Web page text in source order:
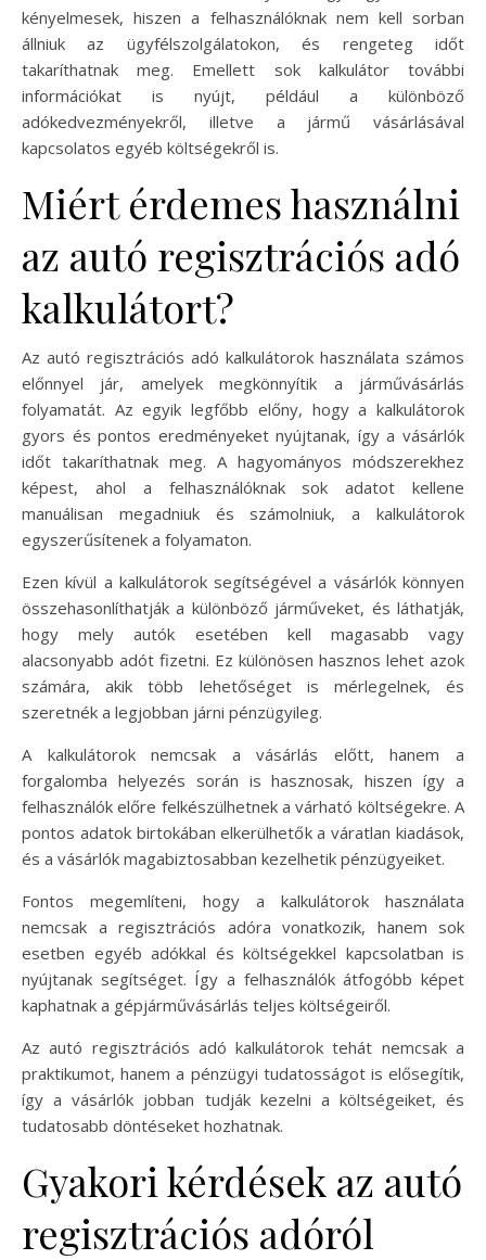
kényelmesek, hiszen a felhasználóknak nem kell sorban
állniuk az ügyfélszolgálatokon, és rengeteg időt
takaríthatnak meg. Emellett sok kalkulátor további
információkat is nyújt, például a különböző
adókedvezményekről, illetve a jármű vásárlásával
kapcsolatos egyéb költségekről is.
Miért érdemes használni
az autó regisztrációs adó
kalkulátort?
Az autó regisztrációs adó kalkulátorok használata számos
előnnyel jár, amelyek megkönnyítik a járművásárlás
folyamatát. Az egyik legfőbb előny, hogy a kalkulátorok
gyors és pontos eredményeket nyújtanak, így a vásárlók
időt takaríthatnak meg. A hagyományos módszerekhez
képest, ahol a felhasználóknak sok adatot kellene
manuálisan megadniuk és számolniuk, a kalkulátorok
egyszerűsítenek a folyamaton.
Ezen kívül a kalkulátorok segítségével a vásárlók könnyen
összehasonlíthatják a különböző járműveket, és láthatják,
hogy mely autók esetében kell magasabb vagy
alacsonyabb adót fizetni. Ez különösen hasznos lehet azok
számára, akik több lehetőséget is mérlegelnek, és
szeretnék a legjobban járni pénzügyileg.
A kalkulátorok nemcsak a vásárlás előtt, hanem a
forgalomba helyezés során is hasznosak, hiszen így a
felhasználók előre felkészülhetnek a várható költségekre. A
pontos adatok birtokában elkerülhetők a váratlan kiadások,
és a vásárlók magabiztosabban kezelhetik pénzügyeiket.
Fontos megemlíteni, hogy a kalkulátorok használata
nemcsak a regisztrációs adóra vonatkozik, hanem sok
esetben egyéb adókkal és költségekkel kapcsolatban is
nyújtanak segítséget. Így a felhasználók átfogóbb képet
kaphatnak a gépjárművásárlás teljes költségeiről.
Az autó regisztrációs adó kalkulátorok tehát nemcsak a
praktikumot, hanem a pénzügyi tudatosságot is elősegítik,
így a vásárlók jobban tudják kezelni a költségeiket, és
tudatosabb döntéseket hozhatnak.
Gyakori kérdések az autó
regisztrációs adóról